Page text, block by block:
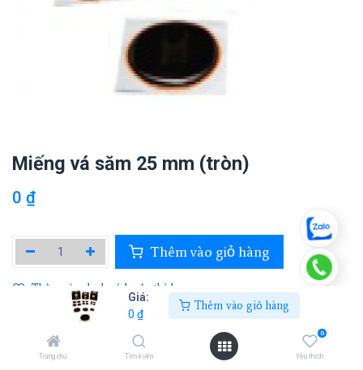
Giá:
0 ₫
Thêm vào giỏ hàng
Trang chủ Tìm kiếm
0
Yêu thích
Miếng vá săm 25 mm (tròn)
0 ₫
Thêm vào giỏ hàng
Thêm vào danh sách yêu thích
TAITEC